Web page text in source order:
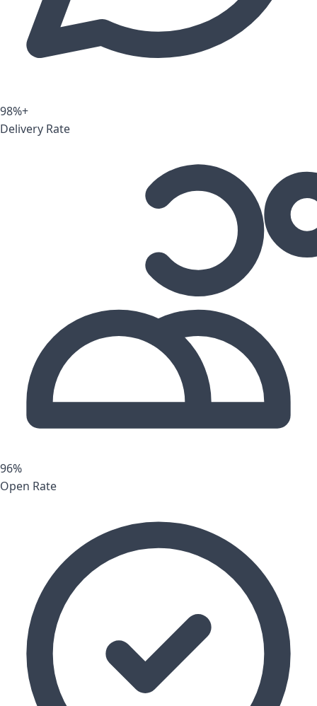
98%+
Delivery Rate
96%
Open Rate